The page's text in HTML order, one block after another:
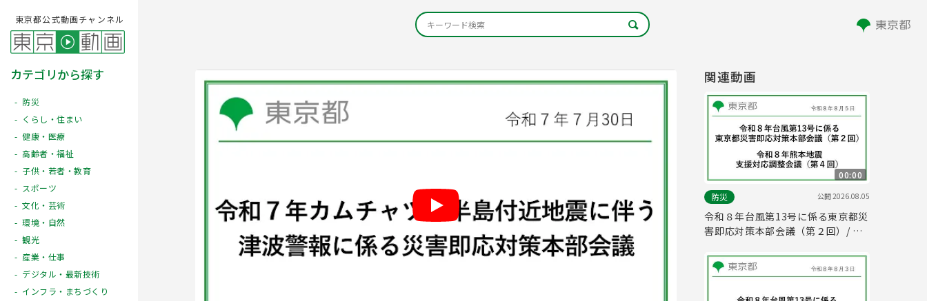
東京都公式動画チャンネル
カテゴリから探す
防災
くらし・住まい
健康・医療
高齢者・福祉
子供・若者・教育
スポーツ
文化・芸術
環境・自然
観光
産業・仕事
デジタル・最新技術
インフラ・まちづくり
Play
関連動画
00:00
防災
公開2026.08.05
令和８年台風第13号に係る東京都災
害即応対策本部会議（第２回）/ 令
（第４回）(令和8年8月5日 16時00
分～)